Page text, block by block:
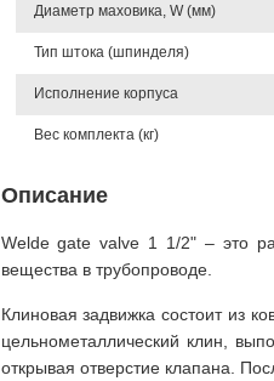
Диаметр маховика, W (мм)
Тип штока (шпинделя)
Исполнение корпуса
Вес комплекта (кг)
Описание
Welde gate valve 1 1/2" – это
вещества в трубопроводе.
Клиновая задвижка состоит из
цельнометаллический клин,
открывая отверстие клапана.